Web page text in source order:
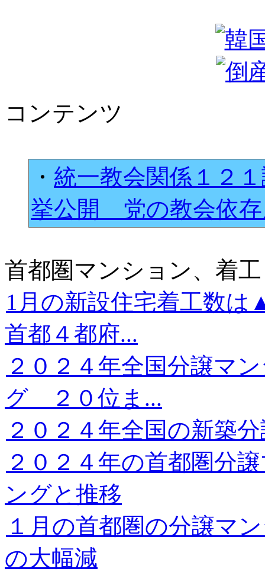
コンテンツ
・ 統一教会関係１２
挙公開 党の教会依
首都圏マンション、着
1月の新設住宅着工数
首都４都府...
２０２４年全国分譲マ
グ ２０位ま...
２０２４年全国の新築
２０２４年の首都圏分
ングと推移
１月の首都圏の分譲マ
の大幅減